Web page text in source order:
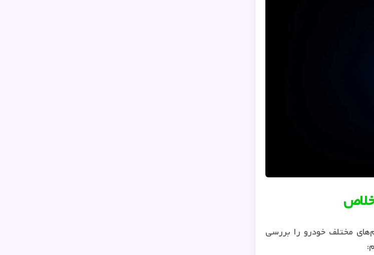
مختلف خودرو را بررسی